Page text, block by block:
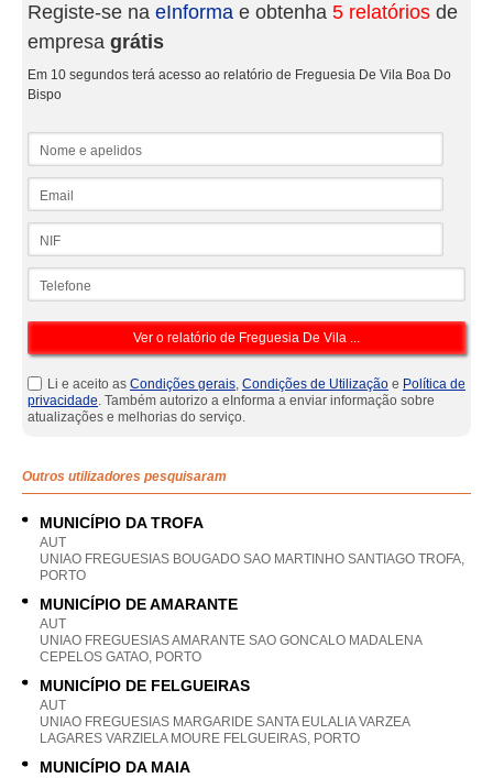
Registe-se na eInforma e obtenha 5 relatórios de
empresa grátis
Em 10 segundos terá acesso ao relatório de Freguesia De Vila Boa Do
Bispo
Li e aceito as Condições gerais, Condições de Utilização e Política de
privacidade. Também autorizo a eInforma a enviar informação sobre
atualizações e melhorias do serviço.
Outros utilizadores pesquisaram
MUNICÍPIO DA TROFA
AUT
UNIAO FREGUESIAS BOUGADO SAO MARTINHO SANTIAGO TROFA,
PORTO
MUNICÍPIO DE AMARANTE
AUT
UNIAO FREGUESIAS AMARANTE SAO GONCALO MADALENA
CEPELOS GATAO, PORTO
MUNICÍPIO DE FELGUEIRAS
AUT
UNIAO FREGUESIAS MARGARIDE SANTA EULALIA VARZEA
LAGARES VARZIELA MOURE FELGUEIRAS, PORTO
MUNICÍPIO DA MAIA